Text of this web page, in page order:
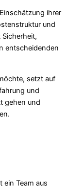
ihrer
und
entscheidenden
setzt auf
und
gehen und
ein Team aus